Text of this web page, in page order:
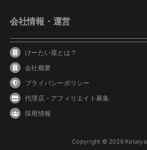
会社情報・運営
けーたい屋とは？
会社概要
プライバシーポリシー
代理店・アフィリエイト募集
採用情報
Copyright © 2026 Ketaiya